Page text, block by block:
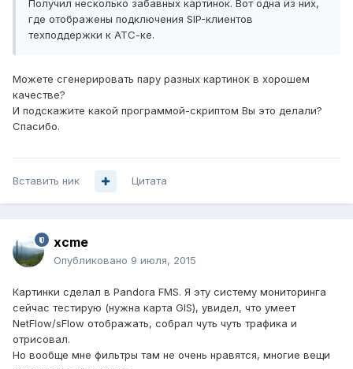
Получил несколько забавных картинок. Вот одна из них,
где отображены подключения SIP-клиентов
техподдержки к АТС-ке.
Можете сгенерировать пару разных картинок в хорошем
качестве?
И подскажите какой программой-скриптом Вы это делали?
Спасибо.
Вставить ник Цитата
xcme
Опубликовано 9 июля, 2015
Картинки сделал в Pandora FMS. Я эту систему мониторинга
сейчас тестирую (нужна карта GIS), увидел, что умеет
NetFlow/sFlow отображать, собрал чуть чуть трафика и
отрисовал.
Но вообще мне фильтры там не очень нравятся, многие вещи